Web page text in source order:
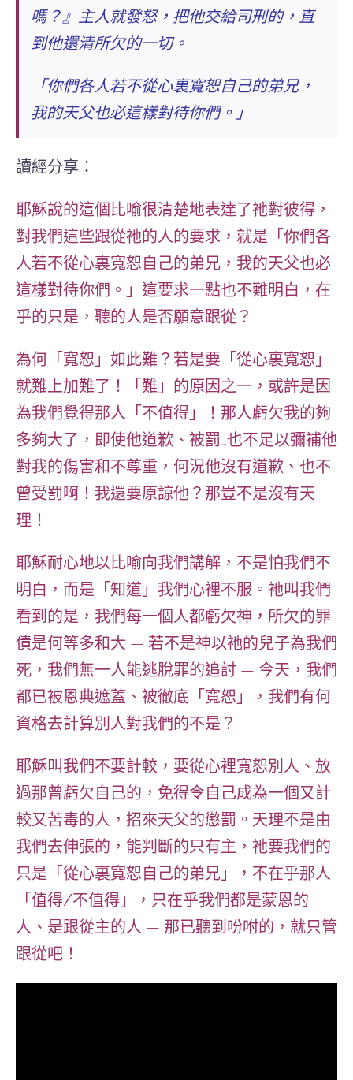
嗎？』主人就發怒，把他交給司刑的，直
到他還清所欠的一切。
「你們各人若不從心裏寬恕自己的弟兄，
我的天父也必這樣對待你們。」
讀經分享：
耶穌說的這個比喻很清楚地表達了祂對彼得，
對我們這些跟從祂的人的要求，就是 「你們各
人若不從心裏寬恕自己的弟兄，我的天父也必
這樣對待你們。」 這要求一點也不難明白，在
乎的只是，聽的人是否願意跟從？
為何「寬恕」如此難？若是要「 從心裏寬恕 」
就難上加難了！「難」的原因之一，或許是因
為我們覺得那人「不值得」！那人虧欠我的夠
多夠大了，即使他道歉、被罰…也不足以彌補他
對我的傷害和不尊重，何況他沒有道歉、也不
曾受罰啊！我還要原諒他？那豈不是沒有天
理！
耶穌耐心地以比喻向我們講解，不是怕我們不
明白，而是「知道」我們心裡不服。祂叫我們
看到的是，我們每一個人都虧欠神，所欠的罪
債是何等多和大 — 若不是神以祂的兒子為我們
死，我們無一人能逃脫罪的追討 — 今天，我們
都已被恩典遮蓋、被徹底「寬恕」，我們有何
資格去計算別人對我們的不是？
耶穌叫我們不要計較 ，要從心裡寬恕別人、放
過那曾虧欠自己的，免得令自己成為一個又計
較又苦毒的人，招來天父的懲罰。 天理不是由
我們去伸張的，能判斷的只有主 ，祂要我們的
只是「從心裏寬恕自己的弟兄」， 不在乎那人
「值得/不值得」，只在乎我們都是蒙恩的
人、是跟從主的人 — 那已聽到吩咐的，就只管
跟從吧！